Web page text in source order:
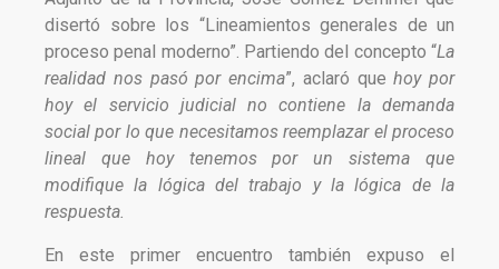
disertó sobre los “Lineamientos generales de un
proceso penal moderno”. Partiendo del concepto “La
realidad nos pasó por encima”, aclaró quehoy por
hoy el servicio judicial no contiene la demanda
social por lo que necesitamos reemplazar el proceso
lineal que hoy
tenemos por un sistema que
modifique la lógica del trabajo y la lógica de la
respuesta.
En este primer encuentro también expuso el